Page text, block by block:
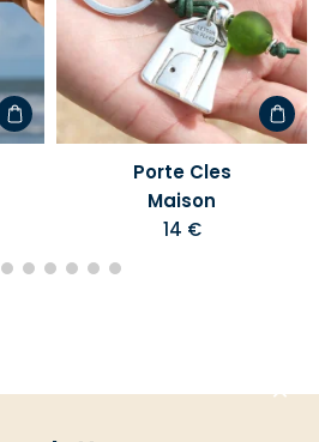
votre
votre
liste
Porte Cles
Maison
14 €